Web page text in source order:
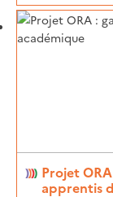
Projet
apprentis